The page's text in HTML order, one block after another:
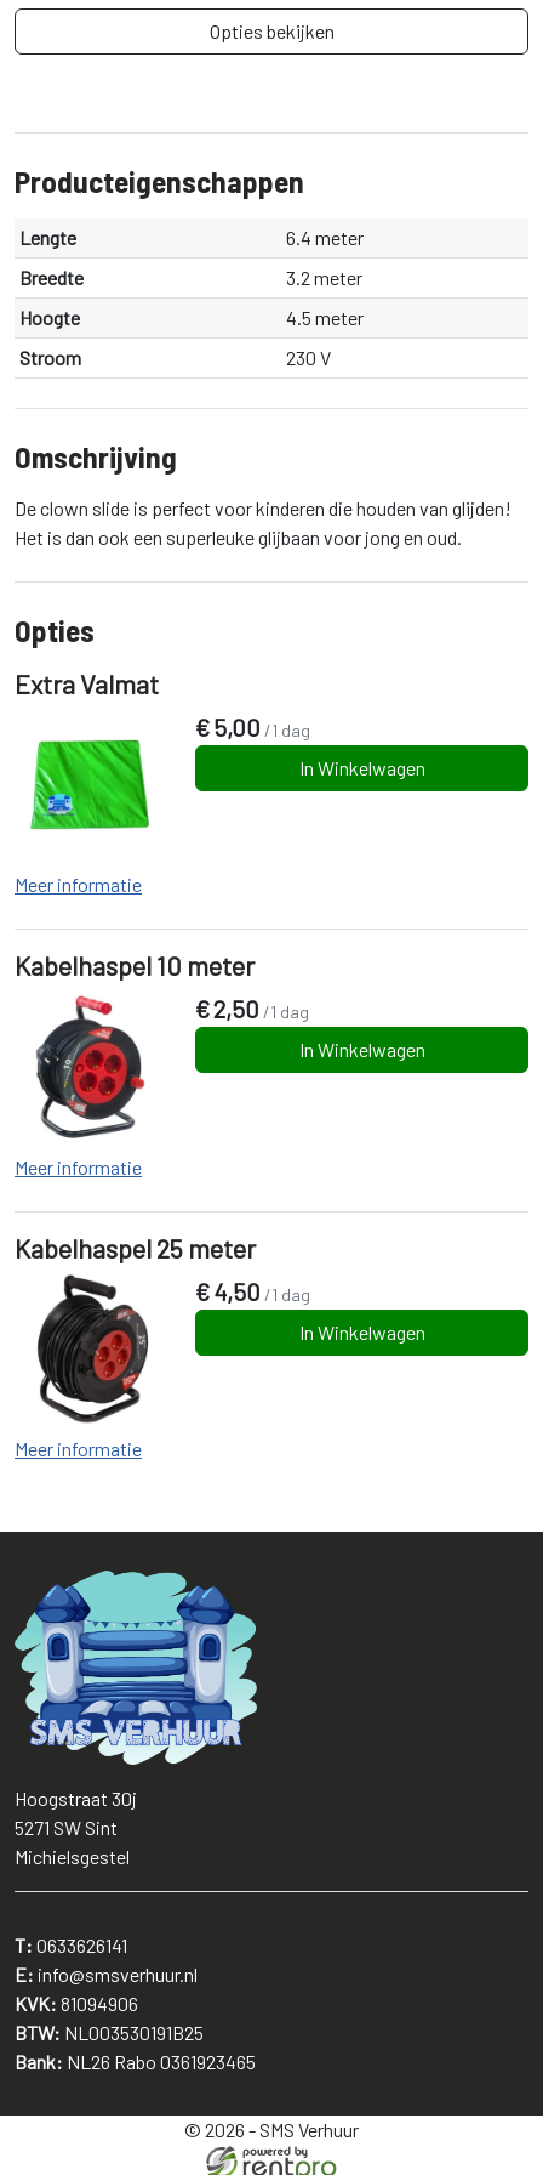
Opties bekijken
Producteigenschappen
Lengte
6.4 meter
Breedte
3.2 meter
Hoogte
4.5 meter
Stroom
230 V
Omschrijving
De clown slide is perfect voor kinderen die houden van glijden!
Het is dan ook een superleuke glijbaan voor jong en oud.
Opties
Extra Valmat
€5,00 /1 dag
In Winkelwagen
Meer informatie
Kabelhaspel 10 meter
€2,50 /1 dag
In Winkelwagen
Meer informatie
Kabelhaspel 25 meter
€4,50 /1 dag
In Winkelwagen
Meer informatie
Hoogstraat 30j
5271 SW Sint
Michielsgestel
T: 0633626141
E: info@smsverhuur.nl
KVK: 81094906
BTW: NL003530191B25
Bank: NL26 Rabo 0361923465
© 2026 - SMS Verhuur